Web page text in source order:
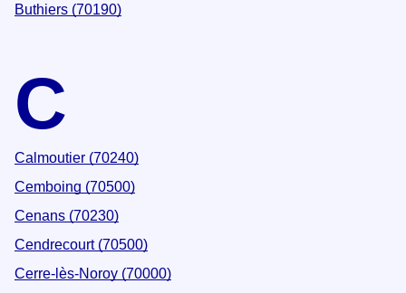
Buthiers (70190)
C
Calmoutier (70240)
Cemboing (70500)
Cenans (70230)
Cendrecourt (70500)
Cerre-lès-Noroy (70000)